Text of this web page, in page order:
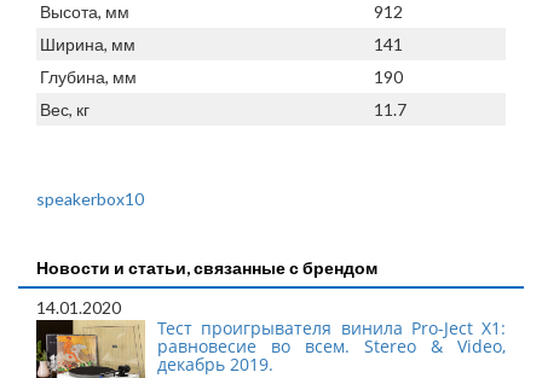
Высота, мм
912
Ширина, мм
141
Глубина, мм
190
Вес, кг
11.7
speakerbox10
Новости и статьи, связанные с брендом
14.01.2020
Тест проигрывателя винила Pro-Ject X1:
равновесие во всем. Stereo & Video,
декабрь 2019.